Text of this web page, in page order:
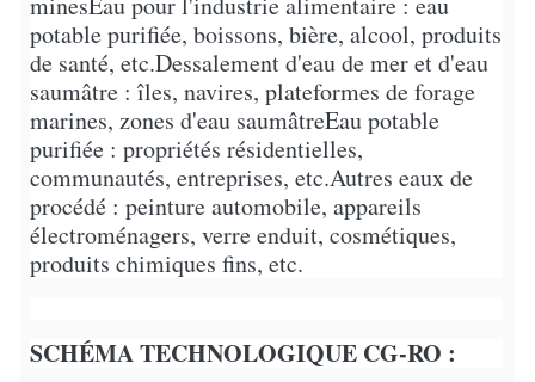
potable purifiée, boissons, bière, alcool, produits
de santé, etc.Dessalement d'eau de mer et d'eau
saumâtre : îles, navires, plateformes de forage
marines, zones d'eau saumâtreEau potable
purifiée : propriétés résidentielles,
communautés, entreprises, etc.Autres eaux de
procédé : peinture automobile, appareils
électroménagers, verre enduit, cosmétiques,
produits chimiques fins, etc.
SCHÉMA TECHNOLOGIQUE CG-RO :